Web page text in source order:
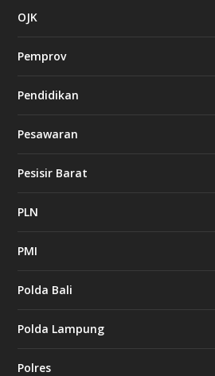
OJK
Pemprov
Pendidikan
Pesawaran
Pesisir Barat
PLN
PMI
Polda Bali
Polda Lampung
Polres